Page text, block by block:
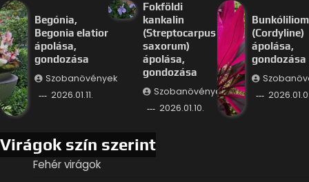
Begónia,
Begonia elatior
ápolása,
gondozása
Szobanövények
2026.01.11.
Fokföldi
kankalin
(Streptocarpus
saxorum)
ápolása,
gondozása
Szobanövények
2026.01.10.
Bunkóliliom
(Cordyline)
ápolása,
gondozása
Virágok szín szerint
Fehér virágok